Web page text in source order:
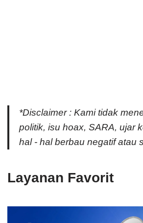
*Disclaimer : Kami tidak
politik, isu hoax, SARA, ujar
hal - hal berbau negatif atau
Layanan Favorit